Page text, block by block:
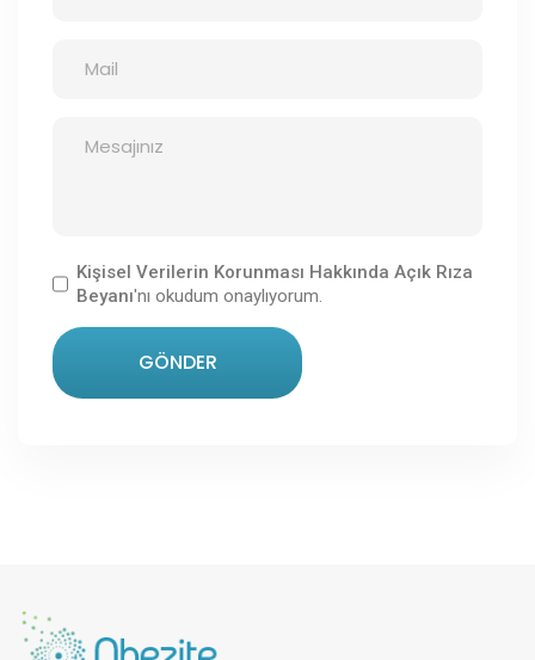
Kişisel Verilerin Korunması Hakkında Açık Rıza
Beyanı'nı okudum onaylıyorum.
GÖNDER